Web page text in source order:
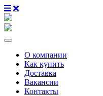
О компании
Как купить
Доставка
Вакансии
Контакты